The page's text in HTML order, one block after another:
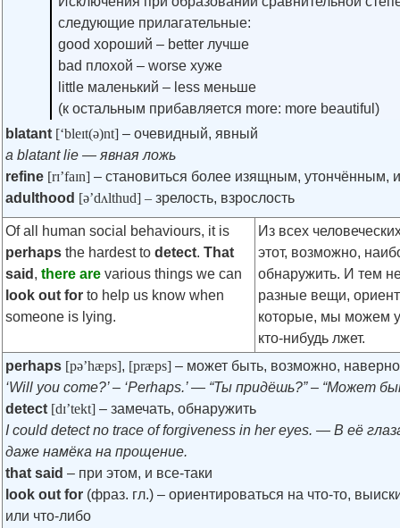
следующие прилагательные:
good хороший – better лучше
bad плохой – worse хуже
little маленький – less меньше
(к остальным прибавляется more: more beautiful)
blatant [‘bleɪt(ə)nt] – очевидный, явный
a blatant lie — явная ложь
refine [rɪ’faɪn] – становиться более изящным, утончённым,
adulthood [ə’dʌlthud] – зрелость, взрослость
Of all human social behaviours, it is
perhaps the hardest to detect. That
said , there are various things we can
look out for to help us know when
someone is lying.
Из всех
этот, возможно,
обнаружить. И тем
разные вещи,
которые, мы можем
кто-нибудь лжет.
perhaps [pə’hæps], [præps] – может быть, возможно, наверно
‘Will you come?’ – ‘Perhaps.’ — “Ты придёшь?” – “Может
detect [dɪ’tekt] – замечать, обнаружить
I could detect no trace of forgiveness in her eyes. — В её
даже намёка на прощение.
that said – при этом, и все-таки
look out for (фраз. гл.) – ориентироваться на что-то,
или что-либо